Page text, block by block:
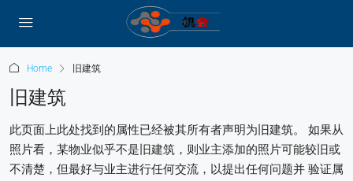
Home 旧建筑
旧建筑
此页面上此处找到的属性已经被其所有者声明为旧建筑。 如果从
照片看，某物业似乎不是旧建筑，则业主添加的照片可能较旧或
不清楚，但最好与业主进行任何交流，以提出任何问题并 验证属